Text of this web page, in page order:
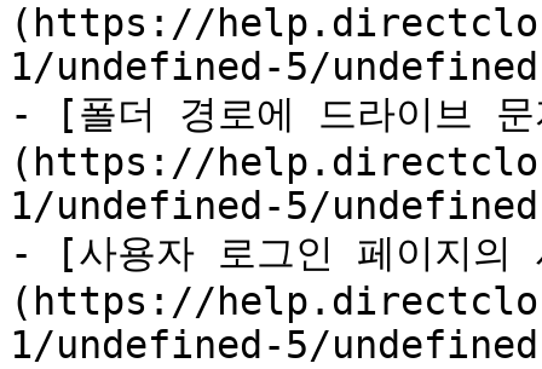
(https://
1/undefined-5/
- [폴더 경로에 드라이브
(https://
1/undefined-5/
- [사용자 로그인 페이지의
(https://
1/undefined-5/